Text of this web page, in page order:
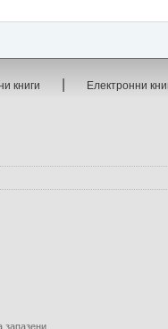
книги | Електронни
запазени